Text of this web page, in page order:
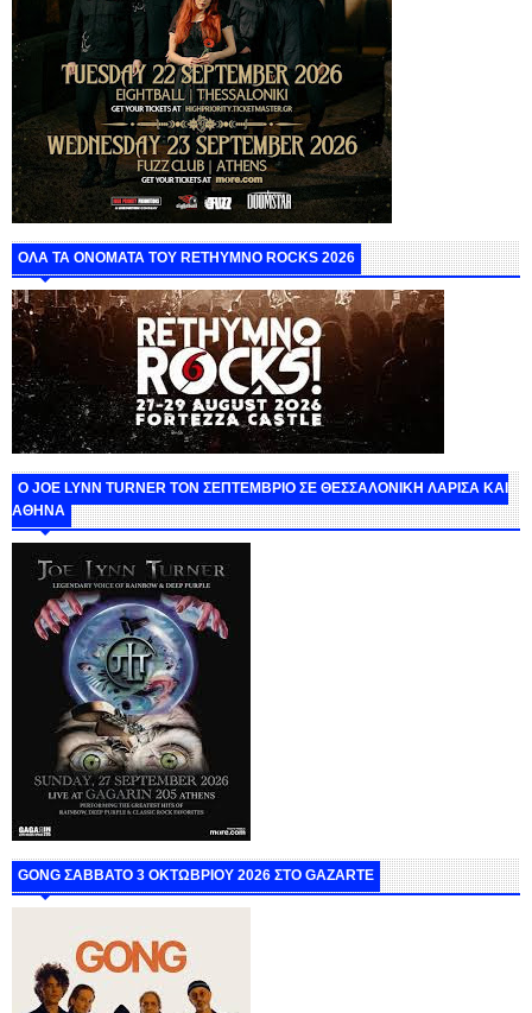
ΟΛΑ ΤΑ ΟΝΟΜΑΤΑ ΤΟΥ RETHYMNO ROCKS 2026
O JOE LYNN TURNER ΤΟΝ ΣΕΠΤΕΜΒΡΙΟ ΣΕ ΘΕΣΣΑΛΟΝΙΚΗ ΛΑΡΙΣΑ ΚΑΙ
ΑΘΗΝΑ
GONG ΣΑΒΒΑΤΟ 3 ΟΚΤΩΒΡΙΟΥ 2026 ΣΤΟ GAZARTE